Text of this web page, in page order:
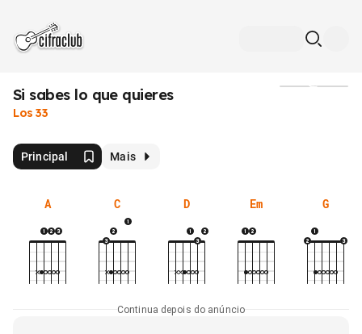
Si sabes lo que quieres
Los 33
Principal Mais
A C D Em G
Continua depois do anúncio